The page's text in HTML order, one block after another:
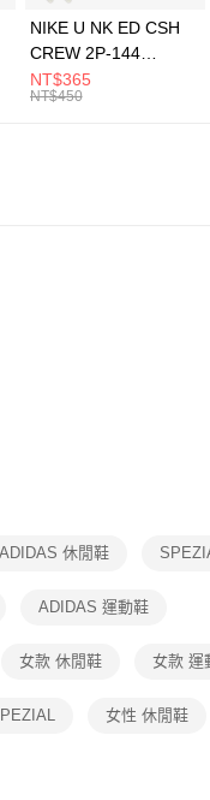
】
務後，再付款。
流程】
先享後付」後，將跳轉至「
收到繳費通知簡訊。
天內，點擊此簡訊中的連結，
式進行付款，方視為交易完成。
先享後付 」之結帳頁面顯示
消欲退款等相關疑問，請聯繫
限公司提供之「AFTEE先享後
公司。
徵得法定代理人或監護人之同
」時，將依據個別帳號之用戶
含以上)免運費
含以上)免運費
NIKE U NK ED CSH
CREW 2P-144
EMBRDY 男女 短統襪
FZ3073133
NT$365
NT$450
ADIDAS 休閒鞋
ADIDAS 運動鞋
女款 休閒鞋 女款 運
女性 休閒鞋